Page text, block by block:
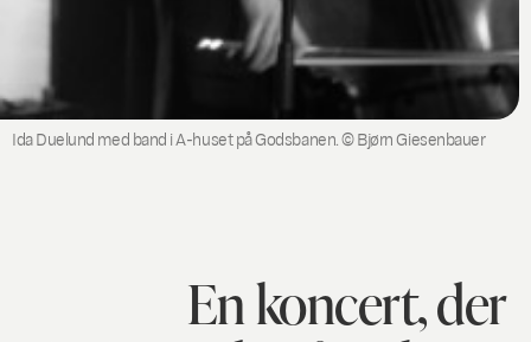
Ida Duelund med band i A-huset på Godsbanen. © Bjørn Giesenbauer
En koncert, der